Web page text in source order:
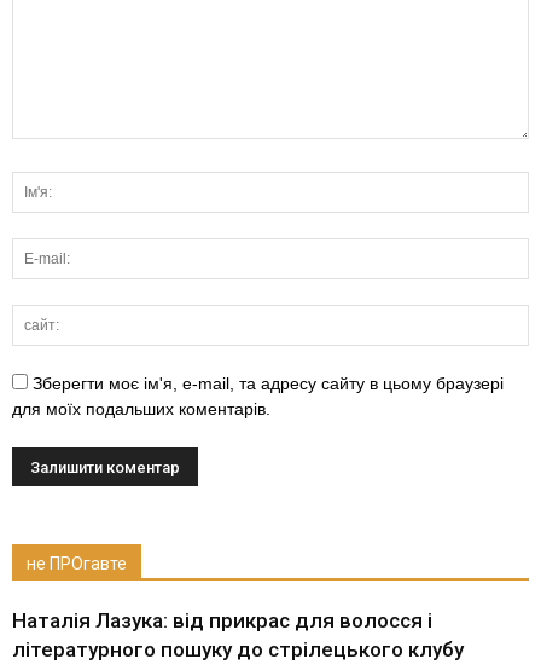
Зберегти моє ім'я, e-mail, та адресу сайту в цьому браузері
для моїх подальших коментарів.
не ПРОгавте
Наталія Лазука: від прикрас для волосся і
літературного пошуку до стрілецького клубу